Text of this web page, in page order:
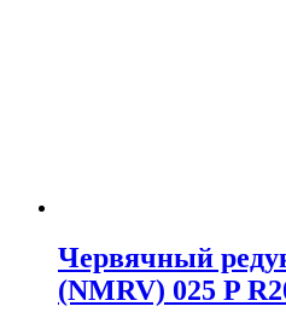
Червячный
(NMRV) 025 P